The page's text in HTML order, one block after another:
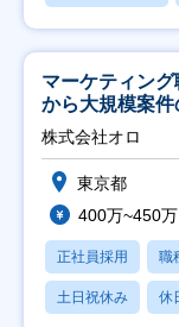
マーケティン
から大規模案
修充実】
株式会社オロ
東京都
400万~450万
正社員採用 職
土日祝休み 休